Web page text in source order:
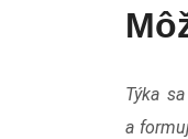
Týka
a